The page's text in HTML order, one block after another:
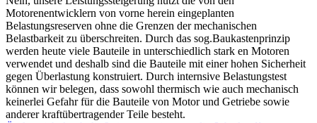
Motorenentwicklern von vorne herein eingeplanten
Belastungsreserven ohne die Grenzen der mechanischen
Belastbarkeit zu überschreiten. Durch das sog.Baukastenprinzip
werden heute viele Bauteile in unterschiedlich stark en Motoren
verwendet und deshalb sind die Bauteile mit einer hohen Sicherheit
gegen Überlastung konstruiert. Durch internsive Belastungstest
können wir belegen, dass sowohl thermisch wie auch mechanisch
keinerlei Gefahr für die Bauteile von Motor und Getriebe sowie
anderer kraftübertragender Teile besteht.